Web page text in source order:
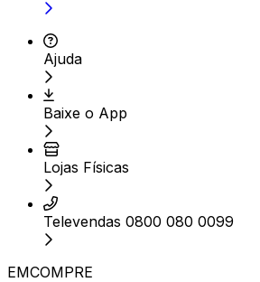
Ajuda
Baixe o App
Lojas Físicas
Televendas 0800 080 0099
EMCOMPRE